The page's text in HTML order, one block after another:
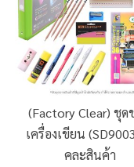
(Factory Clear) ชุด
เครื่องเขียน
คละสินค้า